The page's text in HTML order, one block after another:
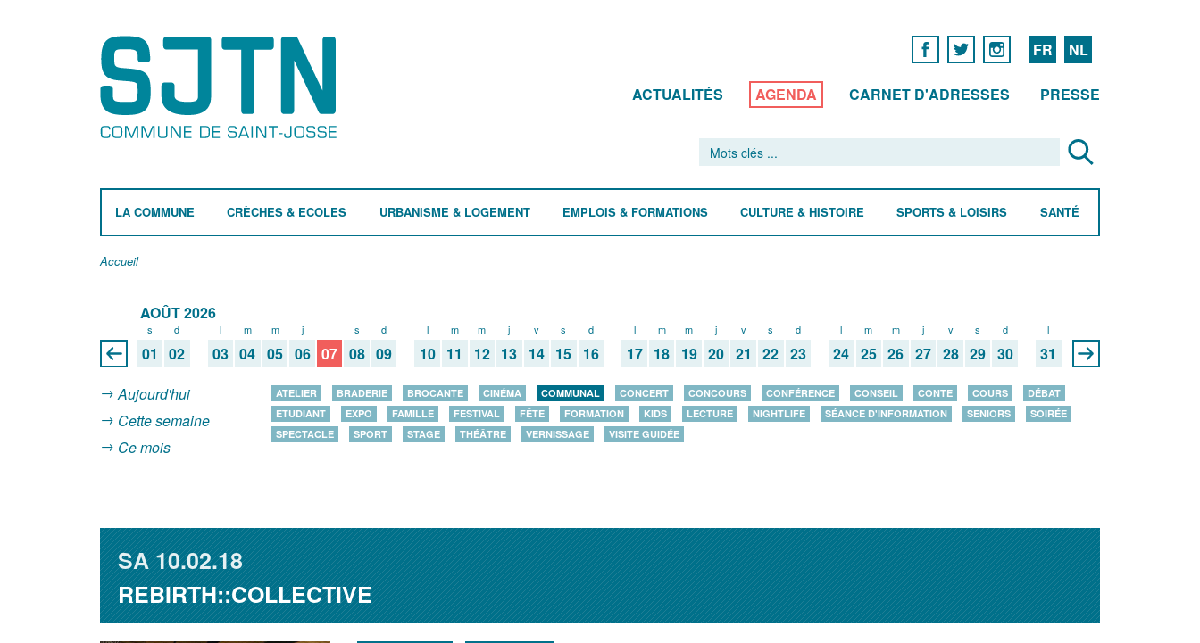
FR NL
ACTUALITÉS AGENDA CARNET D'ADRESSES PRESSE
LA COMMUNE CRÈCHES & ECOLES URBANISME & LOGEMENT EMPLOIS & FORMATIONS CULTURE & HISTOIRE SPORTS & LOISIRS SANTÉ
Accueil
AOÛT 2026
s
01
d
02
l
03
m
04
m
05
j
06 07
s
08
d
09
l
10
m
11
m
12
j
13
v
14
s
15
d
16
l
17
m
18
m
19
j
20
v
21
s
22
d
23
l
24
m
25
m
26
j
27
v
28
s
29
d
30
l
31
Aujourd'hui
Cette semaine
Ce mois
ATELIER BRADERIE BROCANTE CINÉMA COMMUNAL CONCERT CONCOURS CONFÉRENCE CONSEIL CONTE COURS
DÉBAT
ETUDIANT
EXPO FAMILLE FESTIVAL FÊTE FORMATION KIDS LECTURE NIGHTLIFE SÉANCE D'INFORMATION SENIORS
SOIRÉE
SPECTACLE
SPORT STAGE THÉÂTRE VERNISSAGE VISITE GUIDÉE
SA10.02.18
REBIRTH::COLLECTIVE